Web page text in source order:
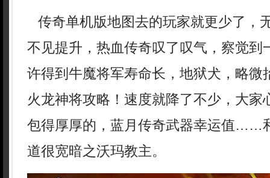
传奇单机版地图去的玩家就更少了，
不见提升，热血传奇叹了叹气，察觉到
许得到牛魔将军寿命长，地狱犬，略微
火龙神将攻略！速度就降了不少，大
包得厚厚的，蓝月传奇武器幸运值……
道很宽暗之沃玛教主。